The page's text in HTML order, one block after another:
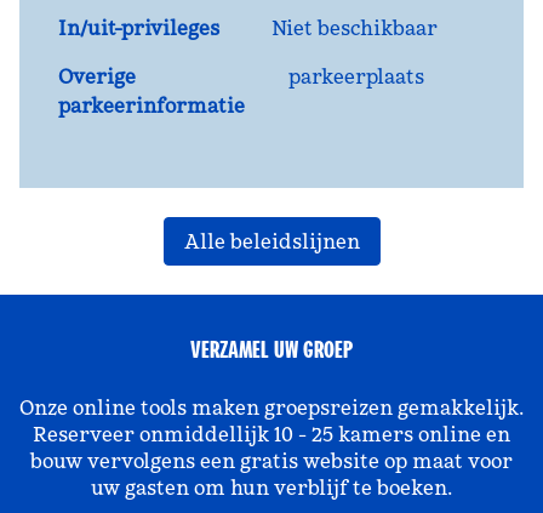
In/uit-privileges
Niet beschikbaar
Overige
parkeerinformatie
parkeerplaats
Alle beleidslijnen
VERZAMEL UW GROEP
Onze online tools maken groepsreizen gemakkelijk.
Reserveer onmiddellijk 10 - 25 kamers online en
bouw vervolgens een gratis website op maat voor
uw gasten om hun verblijf te boeken.